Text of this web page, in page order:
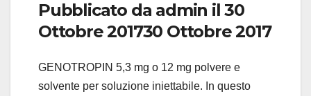
Pubblicato da admin il 30
Ottobre 201730 Ottobre 2017
GENOTROPIN 5,3 mg o 12 mg polvere e
solvente per soluzione iniettabile. In questo